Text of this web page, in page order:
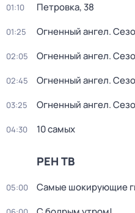
01:10 Петровка, 38
01:25 Огненный ангел.
02:05 Огненный ангел.
02:45 Огненный ангел.
03:25 Огненный ангел.
04:30 10 самых
РЕН ТВ
05:00 Самые шoкиpующие